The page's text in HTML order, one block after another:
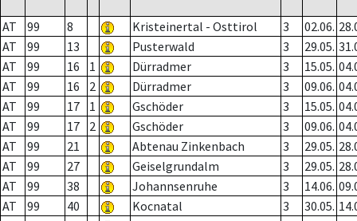
AT 99 8 Kristeinertal - Osttirol 3 02.06.
AT
99 13 Pusterwald 3 29.05.
AT
99 16 1 Dürradmer 3 15.05.
AT
99 16 2 Dürradmer 3 09.06.
AT
99 17 1 Gschöder 3 15.05.
AT
99 17 2 Gschöder 3 09.06.
AT
99 21 Abtenau Zinkenbach 3 29.05.
AT
99 27 Geiselgrundalm 3 29.05.
AT
99 38 Johannsenruhe 3 14.06.
AT
99 40 Kocnatal 3 30.05.